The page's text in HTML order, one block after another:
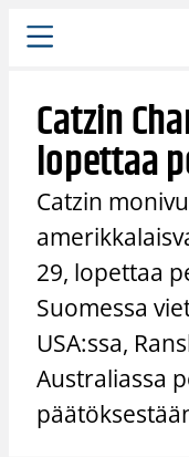
Siirry
sisältöön
Catzin
lopettaa
Catzin
29, lopettaa
Suomessa
USA:ssa,
Australiassa